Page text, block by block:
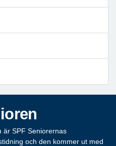
är SPF Seniorernas
och den kommer ut med